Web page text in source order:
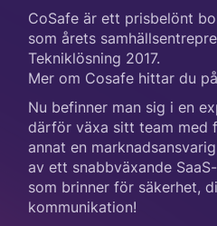
CoSafe är ett prisbelönt
som årets
Tekniklösning 2017.
Mer om Cosafe hittar du
Nu befinner man sig i en
därför växa sitt team med
annat en
av ett snabbväxande
som brinner för säkerhet,
kommunikation!